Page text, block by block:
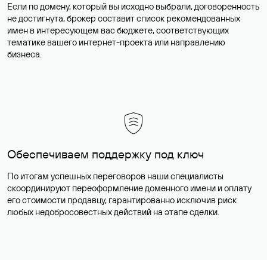
Если по домену, который вы исходно выбрали, договоренность
не достигнута, брокер составит список рекомендованных
имен в интересующем вас бюджете, соответствующих
тематике вашего интернет-проекта или направлению
бизнеса.
Обеспечиваем поддержку под ключ
По итогам успешных переговоров наши специалисты
скоординируют переоформление доменного имени и оплату
его стоимости продавцу, гарантированно исключив риск
любых недобросовестных действий на этапе сделки.